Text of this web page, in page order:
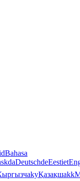
Bahasa
daDeutschdeEestiet
kyҚазақшаkk